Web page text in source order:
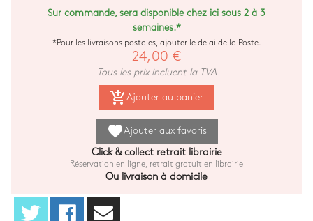
Sur commande, sera disponible chez ici sous 2 à 3
semaines.*
*Pour les livraisons postales, ajouter le délai de la Poste.
24,00 €
Tous les prix incluent la TVA
add_shopping_cart Ajouter au panier
favoriteAjouter aux favoris
Click & collect retrait librairie
Réservation en ligne, retrait gratuit en librairie
Ou livraison à domicile